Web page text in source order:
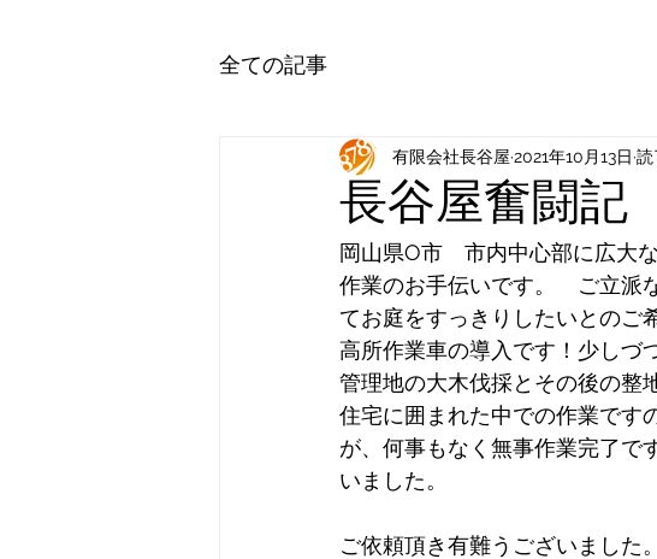
全ての記事
長谷屋奮闘記
有限会社長谷屋 2021年10月13日 読
岡山県O市　市内中心部に広大
作業のお手伝いです。　ご立派
てお庭をすっきりしたいとのご
高所作業車の導入です！少しづ
管理地の大木伐採とその後の整
住宅に囲まれた中での作業です
が、何事もなく無事作業完了で
いました。
ご依頼頂き有難うございました。